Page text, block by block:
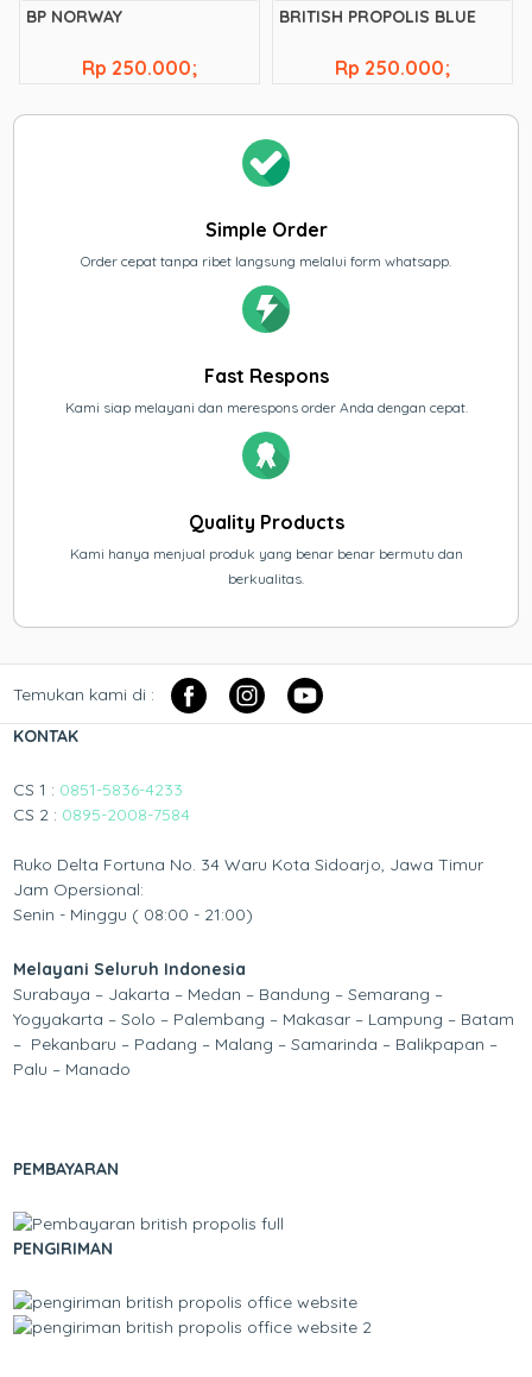
BP NORWAY
Rp 250.000;
BRITISH PROPOLIS BLUE
Rp 250.000;
Simple Order
Order cepat tanpa ribet langsung melalui form whatsapp.
Fast Respons
Kami siap melayani dan merespons order Anda dengan cepat.
Quality Products
Kami hanya menjual produk yang benar benar bermutu dan
berkualitas.
Temukan kami di :
KONTAK
CS 1 : 0851-5836-4233
CS 2 : 0895-2008-7584
Ruko Delta Fortuna No. 34 Waru Kota Sidoarjo, Jawa Timur
Jam Opersional:
Senin - Minggu ( 08:00 - 21:00)
Melayani Seluruh Indonesia
Surabaya – Jakarta – Medan – Bandung – Semarang –
Yogyakarta – Solo – Palembang – Makasar – Lampung – Batam
– Pekanbaru – Padang – Malang – Samarinda – Balikpapan –
Palu – Manado
PEMBAYARAN
PENGIRIMAN